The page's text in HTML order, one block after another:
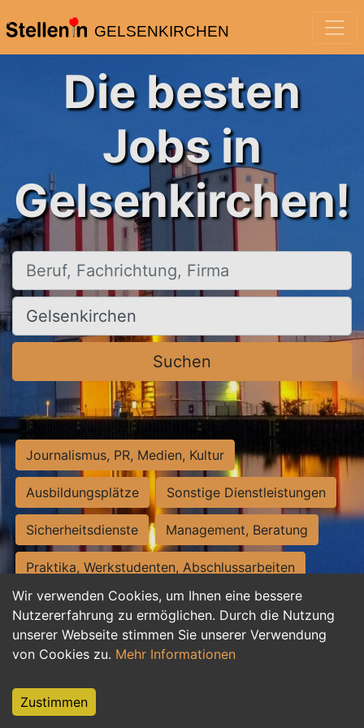
GELSENKIRCHEN
Wir verwenden Cookies, um Ihnen eine bessere
Nutzererfahrung zu ermöglichen. Durch die Nutzung
unserer Webseite stimmen Sie unserer Verwendung
von Cookies zu. Mehr Informationen
Zustimmen
Die besten
Jobs in
Gelsenkirchen!
Beruf, Fachrichtung, Firma
Ort, Stadt
Suchen
Journalismus, PR, Medien, Kultur
Ausbildungsplätze Sonstige Dienstleistungen
Sicherheitsdienste Management, Beratung
Praktika, Werkstudenten, Abschlussarbeiten
Personalwesen Assistenz, Sekretariat
Hilfskräfte, Aushilfs- und Nebenjobs
Weiterbildung, Studium, duale Ausbildung